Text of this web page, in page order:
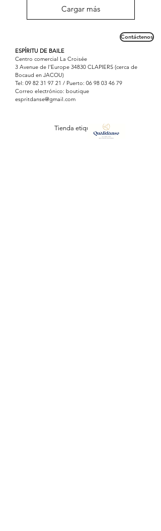
Cargar más
Contáctenos
ESPÍRITU DE BAILE
Centro comercial La Croisée
3 Avenue de l'Europe 34830 CLAPIERS (cerca de
Bocaud en JACOU)
Tel: 09 82 31 97 21 / Puerto: 06 98 03 46 79
Correo electrónico: boutique
espritdanse@gmail.com
Tienda etiquetada